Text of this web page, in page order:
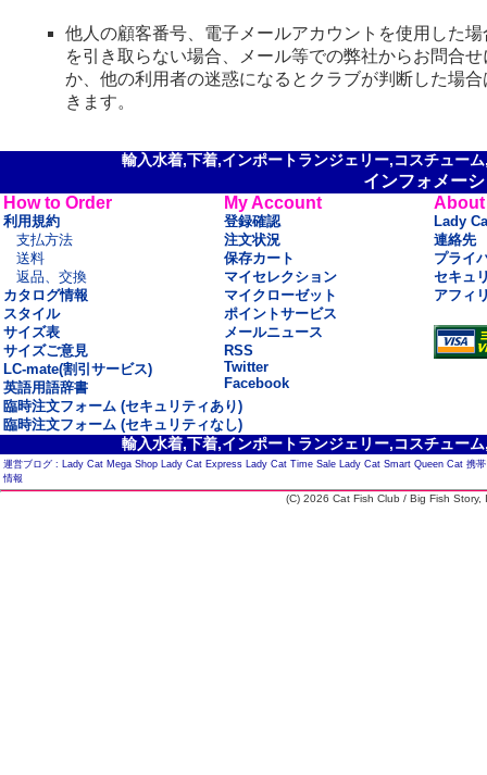
他人の顧客番号、電子メールアカウントを使用した
を引き取らない場合、メール等での弊社からお問合
か、他の利用者の迷惑になるとクラブが判断した場
きます。
輸入水着,下着,インポートランジェリー,コスチュー
インフォメー
How to Order
利用規約
支払方法
送料
返品、交換
カタログ情報
スタイル
サイズ表
サイズご意見
LC-mate(割引サービス)
英語用語辞書
My Account
登録確認
注文状況
保存カート
マイセレクション
マイクローゼット
ポイントサービス
メールニュース
RSS
Twitter
Facebook
About
Lady
連絡先
プライ
セキュ
アフィ
臨時注文フォーム (セキュリティあり)
臨時注文フォーム (セキュリティなし)
輸入水着,下着,インポートランジェリー,コスチュー
運営ブログ : Lady Cat Mega Shop Lady Cat Express Lady Cat Time Sale Lady Cat Smart Queen Cat 携
情報
(C) 2026 Cat Fish Club / Big Fish Story,